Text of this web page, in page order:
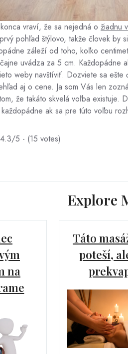
vraví, že sa nejedná o žiadnu
pohľad štýlovo, takže človek by
záleží od toho, koľko
uvádza za 5 cm. Každopádne
weby navštíviť. Dozviete sa ešte
aj o cene. Ja som Vás len
že takáto skvelá voľba existuje.
ak sa pre túto voľbu
4.3/5 - (15 votes)
Explore
na
Táto
poteší,